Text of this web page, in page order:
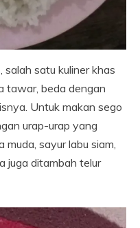
salah satu kuliner khas
tawar, beda dengan
Untuk makan sego
urap-urap yang
sayur labu siam,
juga ditambah telur